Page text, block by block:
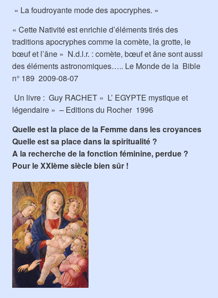
« La foudroyante mode des apocryphes. »
« Cette Nativité est enrichie d’éléments tirés des
traditions apocryphes comme la comète, la grotte, le
bœuf et l’âne » N.d.l.r. : comète, bœuf et âne sont aussi
des éléments astronomiques….. Le Monde de la Bible
n° 189 2009-08-07
Un livre : Guy RACHET « L’ EGYPTE mystique et
légendaire » – Editions du Rocher 1996
Quelle est la place de la Femme dans les croyances
Quelle est sa place dans la spiritualité ?
A la recherche de la fonction féminine, perdue ?
Pour le XXIème siècle bien sûr !